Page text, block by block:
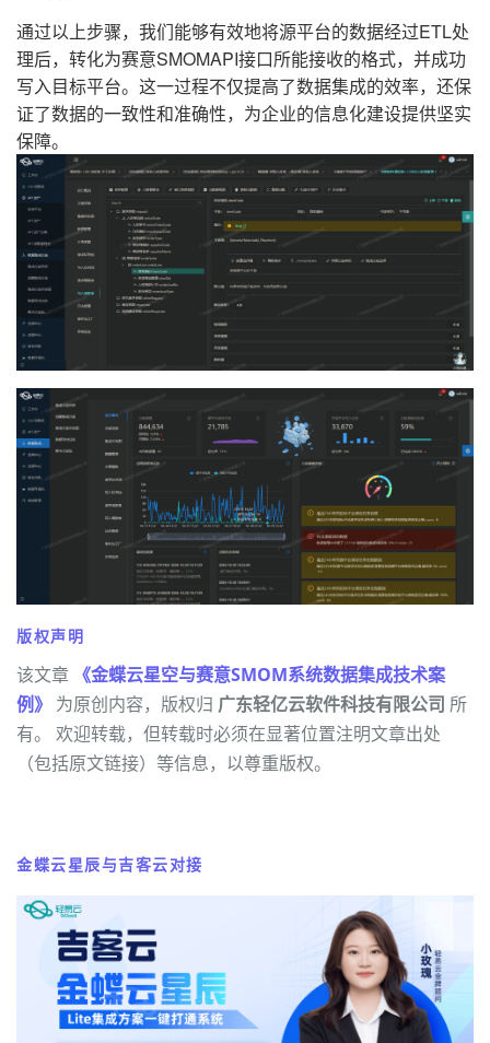
通过以上步骤，我们能够有效地将源平台的数据经过ETL处
理后，转化为赛意SMOMAPI接口所能接收的格式，并成功
写入目标平台。这一过程不仅提高了数据集成的效率，还保
证了数据的一致性和准确性，为企业的信息化建设提供坚实
保障。
版权声明
该文章 《金蝶云星空与赛意SMOM系统数据集成技术案
例》 为原创内容，版权归 广东轻亿云软件科技有限公司 所
有。 欢迎转载，但转载时必须在显著位置注明文章出处
（包括原文链接）等信息，以尊重版权。
金蝶云星辰与吉客云对接